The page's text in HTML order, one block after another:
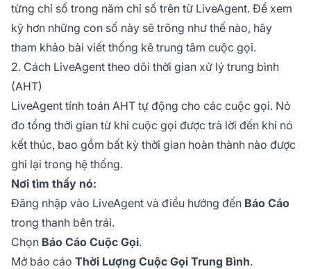
từng chỉ số trong năm chỉ số trên từ LiveAgent. Để xem
kỹ hơn những con số này sẽ trông như thế nào, hãy
tham khảo bài viết thống kê trung tâm cuộc gọi.
2. Cách LiveAgent theo dõi thời gian xử lý trung bình
(AHT)
LiveAgent tính toán AHT tự động cho các cuộc gọi. Nó
đo tổng thời gian từ khi cuộc gọi được trả lời đến khi nó
kết thúc, bao gồm bất kỳ thời gian hoàn thành nào được
ghi lại trong hệ thống.
Nơi tìm thấy nó:
Đăng nhập vào LiveAgent và điều hướng đến Báo Cáo
trong thanh bên trái.
Chọn Báo Cáo Cuộc Gọi.
Mở báo cáo Thời Lượng Cuộc Gọi Trung Bình.